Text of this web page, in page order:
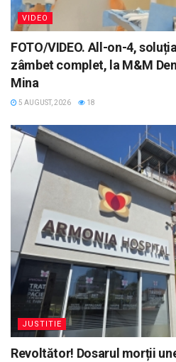
VIDEO
FOTO/VIDEO. All-on-4,
zâmbet complet, la M&M
Mina
5 AUGUST, 2026 18
JUSTITIE
Revoltător! Dosarul morții